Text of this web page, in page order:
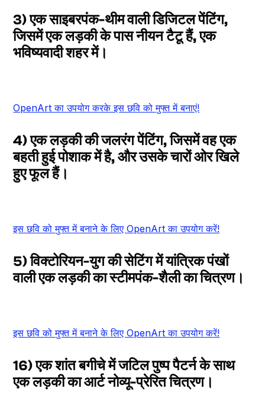
3) एक साइबरपंक-थीम वाली डिजिटल पेंटिंग,
जिसमें एक लड़की के पास नीयन टैटू हैं, एक
भविष्यवादी शहर में।
OpenArt का उपयोग करके इस छवि को मुफ्त में बनाएं!
4) एक लड़की की जलरंग पेंटिंग, जिसमें वह एक
बहती हुई पोशाक में है, और उसके चारों ओर खिले
हुए फूल हैं।
इस छवि को मुफ्त में बनाने के लिए OpenArt का उपयोग करें!
5) विक्टोरियन-युग की सेटिंग में यांत्रिक पंखों
वाली एक लड़की का स्टीमपंक-शैली का चित्रण।
इस छवि को मुफ्त में बनाने के लिए OpenArt का उपयोग करें!
16) एक शांत बगीचे में जटिल पुष्प पैटर्न के साथ
एक लड़की का आर्ट नोव्यू-प्रेरित चित्रण।